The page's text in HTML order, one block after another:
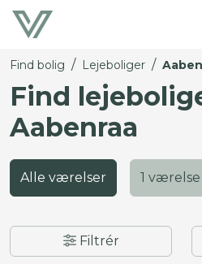
Find bolig / Lejeboliger /
Find
Aabenraa
Alle værelser 1 værelse
Filtrér